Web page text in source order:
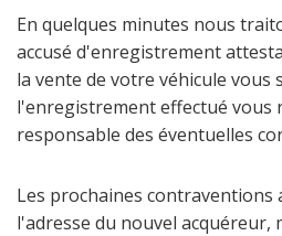
En quelques minutes nous
accusé d'enregistrement
la vente de votre véhicule vous
l'enregistrement effectué vous
responsable des éventuelles
Les prochaines
l'adresse du nouvel acquéreur,